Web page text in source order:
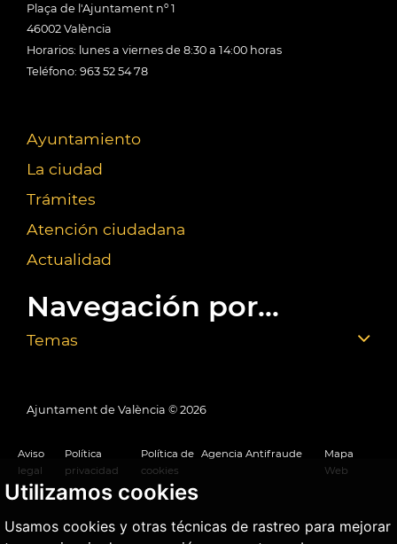
Utilizamos cookies
Usamos cookies y otras técnicas de rastreo para mejorar
Plaça de l'Ajuntament nº 1
46002 València
Horarios: lunes a viernes de 8:30 a 14:00 horas
Teléfono: 963 52 54 78
Ayuntamiento
La ciudad
Trámites
Atención ciudadana
Actualidad
Navegación por...
Temas
Ajuntament de València © 2026
Aviso
legal
Política
privacidad
Política de
cookies
Agencia Antifraude
Mapa
Web